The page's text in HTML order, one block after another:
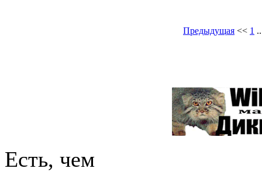
Предыдущая << 1
Есть, чем